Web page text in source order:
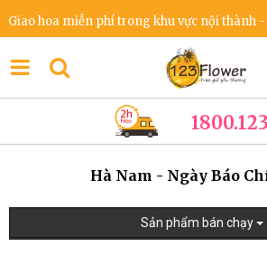
hoa miễn phí trong khu vực nội thành -
Hà Nam - Ngày Báo
Sản phẩm bán chạy